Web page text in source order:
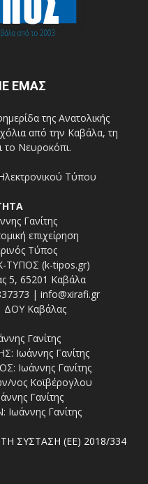
ΕΜΑΣ
της Ανατολικής
από την Καβάλα, τη
το Νευροκόπι.
Γανίτης
επιχείρηση
Τύπος
ΤΥΠΟΣ (k-tipos.gr)
5, 65201 Καβάλα
| info@xirafi.gr
Καβάλας
Γανίτης
Ιωάννης Γανίτης
Γανίτης
Κοϊβέρογλου
Γανίτης
Γανίτης
ΣΥΣΤΑΣΗ (ΕΕ) 2018/334